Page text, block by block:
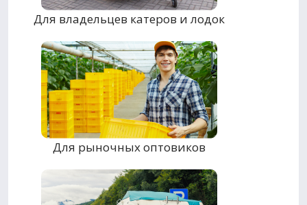
Для владельцев катеров и лодок
Для рыночных оптовиков